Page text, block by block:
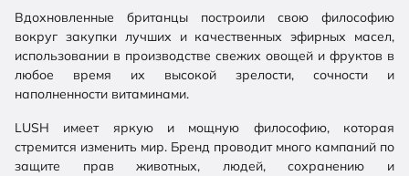
Вдохновленные британцы построили свою философию
вокруг закупки лучших и качественных эфирных масел,
использовании в производстве свежих овощей и фруктов в
любое время их высокой зрелости, сочности и
наполненности витаминами.
LUSH имеет яркую и мощную философию, которая
стремится изменить мир. Бренд проводит много кампаний по
защите прав животных, людей, сохранению и